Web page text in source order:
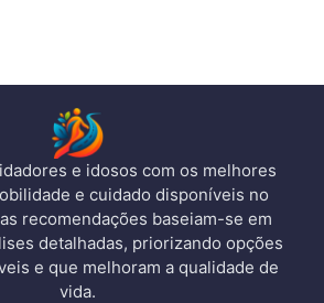
e idosos com os melhores
e cuidado disponíveis no
recomendações baseiam-se em
detalhadas, priorizando opções
e que melhoram a qualidade de
vida.